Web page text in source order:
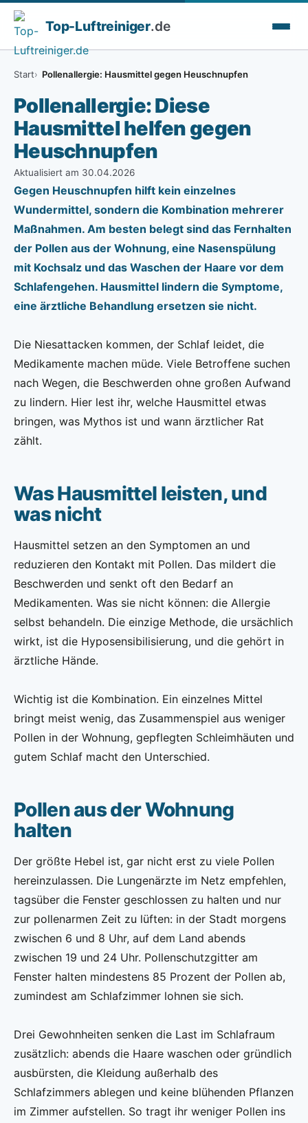
Top-Luftreiniger.de
Start Pollenallergie: Hausmittel gegen Heuschnupfen
Pollenallergie: Diese
Hausmittel helfen gegen
Heuschnupfen
Aktualisiert am 30.04.2026
Gegen Heuschnupfen hilft kein einzelnes
Wundermittel, sondern die Kombination mehrerer
Maßnahmen. Am besten belegt sind das Fernhalten
der Pollen aus der Wohnung, eine Nasenspülung
mit Kochsalz und das Waschen der Haare vor dem
Schlafengehen. Hausmittel lindern die Symptome,
eine ärztliche Behandlung ersetzen sie nicht.
Die Niesattacken kommen, der Schlaf leidet, die
Medikamente machen müde. Viele Betroffene suchen
nach Wegen, die Beschwerden ohne großen Aufwand
zu lindern. Hier lest ihr, welche Hausmittel etwas
bringen, was Mythos ist und wann ärztlicher Rat
zählt.
Was Hausmittel leisten, und
was nicht
Hausmittel setzen an den Symptomen an und
reduzieren den Kontakt mit Pollen. Das mildert die
Beschwerden und senkt oft den Bedarf an
Medikamenten. Was sie nicht können: die Allergie
selbst behandeln. Die einzige Methode, die ursächlich
wirkt, ist die Hyposensibilisierung, und die gehört in
ärztliche Hände.
Wichtig ist die Kombination. Ein einzelnes Mittel
bringt meist wenig, das Zusammenspiel aus weniger
Pollen in der Wohnung, gepflegten Schleimhäuten und
gutem Schlaf macht den Unterschied.
Pollen aus der Wohnung
halten
Der größte Hebel ist, gar nicht erst zu viele Pollen
hereinzulassen. Die Lungenärzte im Netz empfehlen,
tagsüber die Fenster geschlossen zu halten und nur
zur pollenarmen Zeit zu lüften: in der Stadt morgens
zwischen 6 und 8 Uhr, auf dem Land abends
zwischen 19 und 24 Uhr. Pollenschutzgitter am
Fenster halten mindestens 85 Prozent der Pollen ab,
zumindest am Schlafzimmer lohnen sie sich.
Drei Gewohnheiten senken die Last im Schlafraum
zusätzlich: abends die Haare waschen oder gründlich
ausbürsten, die Kleidung außerhalb des
Schlafzimmers ablegen und keine blühenden Pflanzen
im Zimmer aufstellen. So tragt ihr weniger Pollen ins